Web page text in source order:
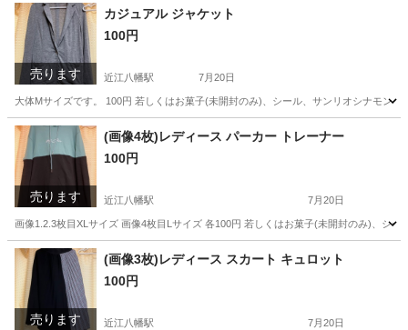
滋賀 近江八幡市 近江八幡駅 Tシャツ
売ります
カジュアル ジャケット
100円
近江八幡駅 7月20日
大体Mサイズです。 100円 若しくはお菓子(未開封のみ)、シール、サンリオシナモン
滋賀 近江八幡市 近江八幡駅 ジャケット
売ります
(画像4枚)レディース パーカー トレーナー
100円
近江八幡駅 7月20日
画像1.2.3枚目XLサイズ 画像4枚目Lサイズ 各100円 若しくはお菓子(未開封のみ)、シ
滋賀 近江八幡市 近江八幡駅 パーカー シナモン
売ります
(画像3枚)レディース スカート キュロット
100円
近江八幡駅 7月20日